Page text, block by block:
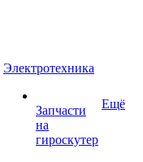
Электротехника
Запчасти
на
гироскутер
Ещё